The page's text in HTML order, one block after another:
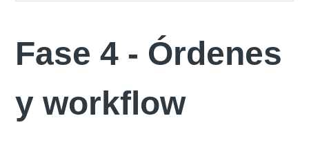
Fase 4 - Órdenes
y workflow